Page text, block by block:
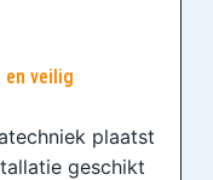
en veilig
plaatst
geschikt